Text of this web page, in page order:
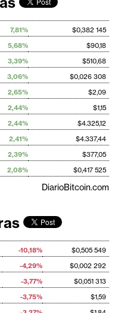
7,81%
$0,382 145
5,68%
$90,18
3,39%
$510,68
3,06%
$0,026 308
2,65%
$2,09
2,44%
$1,15
2,44%
$4.325,12
2,41%
$4.337,44
2,39%
$377,05
2,08% $0,417 525
DiarioBitcoin.com
-10,18%
$0,505 549
-4,29%
$0,002 292
-3,77%
$0,051 313
-3,75%
$1,59